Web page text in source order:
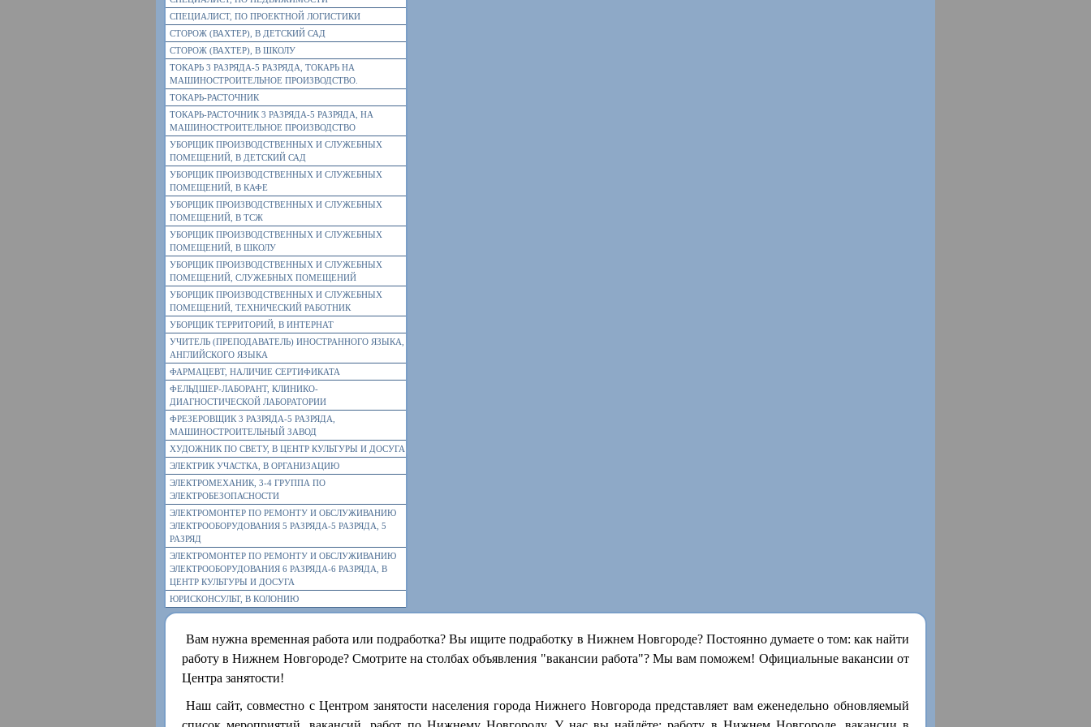
СПЕЦИАЛИСТ, ПО ПРОЕКТНОЙ ЛОГИСТИКИ
СТОРОЖ (ВАХТЕР), В ДЕТСКИЙ САД
СТОРОЖ (ВАХТЕР), В ШКОЛУ
ТОКАРЬ 3 РАЗРЯДА-5 РАЗРЯДА, ТОКАРЬ НА
МАШИНОСТРОИТЕЛЬНОЕ ПРОИЗВОДСТВО.
ТОКАРЬ-РАСТОЧНИК
ТОКАРЬ-РАСТОЧНИК 3 РАЗРЯДА-5 РАЗРЯДА, НА
МАШИНОСТРОИТЕЛЬНОЕ ПРОИЗВОДСТВО
УБОРЩИК ПРОИЗВОДСТВЕННЫХ И СЛУЖЕБНЫХ
ПОМЕЩЕНИЙ, В ДЕТСКИЙ САД
УБОРЩИК ПРОИЗВОДСТВЕННЫХ И СЛУЖЕБНЫХ
ПОМЕЩЕНИЙ, В КАФЕ
УБОРЩИК ПРОИЗВОДСТВЕННЫХ И СЛУЖЕБНЫХ
ПОМЕЩЕНИЙ, В ТСЖ
УБОРЩИК ПРОИЗВОДСТВЕННЫХ И СЛУЖЕБНЫХ
ПОМЕЩЕНИЙ, В ШКОЛУ
УБОРЩИК ПРОИЗВОДСТВЕННЫХ И СЛУЖЕБНЫХ
ПОМЕЩЕНИЙ, СЛУЖЕБНЫХ ПОМЕЩЕНИЙ
УБОРЩИК ПРОИЗВОДСТВЕННЫХ И СЛУЖЕБНЫХ
ПОМЕЩЕНИЙ, ТЕХНИЧЕСКИЙ РАБОТНИК
УБОРЩИК ТЕРРИТОРИЙ, В ИНТЕРНАТ
УЧИТЕЛЬ (ПРЕПОДАВАТЕЛЬ) ИНОСТРАННОГО ЯЗЫКА,
АНГЛИЙСКОГО ЯЗЫКА
ФАРМАЦЕВТ, НАЛИЧИЕ СЕРТИФИКАТА
ФЕЛЬДШЕР-ЛАБОРАНТ, КЛИНИКО-
ДИАГНОСТИЧЕСКОЙ ЛАБОРАТОРИИ
ФРЕЗЕРОВЩИК 3 РАЗРЯДА-5 РАЗРЯДА,
МАШИНОСТРОИТЕЛЬНЫЙ ЗАВОД
ХУДОЖНИК ПО СВЕТУ, В ЦЕНТР КУЛЬТУРЫ И ДОСУГА
ЭЛЕКТРИК УЧАСТКА, В ОРГАНИЗАЦИЮ
ЭЛЕКТРОМЕХАНИК, 3-4 ГРУППА ПО
ЭЛЕКТРОБЕЗОПАСНОСТИ
ЭЛЕКТРОМОНТЕР ПО РЕМОНТУ И ОБСЛУЖИВАНИЮ
ЭЛЕКТРООБОРУДОВАНИЯ 5 РАЗРЯДА-5 РАЗРЯДА, 5
РАЗРЯД
ЭЛЕКТРОМОНТЕР ПО РЕМОНТУ И ОБСЛУЖИВАНИЮ
ЭЛЕКТРООБОРУДОВАНИЯ 6 РАЗРЯДА-6 РАЗРЯДА, В
ЦЕНТР КУЛЬТУРЫ И ДОСУГА
ЮРИСКОНСУЛЬТ, В КОЛОНИЮ
Вам нужна временная работа или подработка? Вы ищите подработку в Нижнем Новгороде? Постоянно думаете о том: как найти
работу в Нижнем Новгороде? Смотрите на столбах объявления "вакансии работа"? Мы вам поможем! Официальные вакансии от
Центра занятости!
Наш сайт, совместно с Центром занятости населения города Нижнего Новгорода представляет вам еженедельно обновляемый